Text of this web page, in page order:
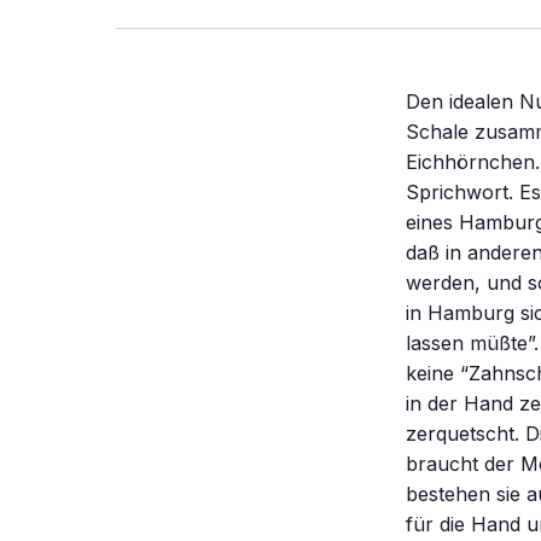
Den idealen Nußknacker gibt`s noch nicht. So machen es alle: Sie drücken die harte Schale zusammen – und beschädigen dabei meist den Kern. Besser machen es die Eichhörnchen. Der kann keine Nüsse knacken, der hohle Zähne hat”, sagt ein Sprichwort. Es muß also früher üblich gewesen sein, Nüsse aufzubeißen. Die Autorin eines Hamburger Ausstellungskatalogs über erzgebirgische Nußknakker vermutete, daß in anderen Ländern noch heute Nüsse traditionell mit den Zähnen geknackt werden, und schloß daraus allen Ernstes, daß “bei den vielen ausländischen Mitbürgern in Hamburg sich dies bei dem einen oder anderen Gebiß als Beschädigung nachweisen lassen müßte”. Ihre Umfrage bei den Zahnärzten der Region blieb aber ohne Ergebnis: keine “Zahnschäden durch Nußbiß” in der Praxis. Walnüsse lassen sich auch paarweise in der Hand zerdrücken. Dabei bleibt in der Regel eine Nuß heil, nur die andere wird zerquetscht. Die Methode versagt allerdings bei den härteren Haselnüssen. Für die braucht der Mensch Werkzeuge. Nußknacker-Zangen: Wie die meisten Zangen bestehen sie aus zwei gelenkig verbundenen einarmigen Hebeln: Der Kraftarm (Länge l) für die Hand und der Lastarm (Länge x) an der Nuß liegen auf derselben Seite des Drehpunkts. Seit meiner Kindheit kenne ich den “Wende-Nußknacker” (Nr. 1 im Bild oben). Er hat für Walnüsse eine breite und – gewendet – für Haselnüsse eine schmale Nische, die näher am Drehpunkt liegt. Nach dem Hebelgesetz ist die Kraft P an der Nuß um den Faktor l/x größer als die Kraft F, die man am Griff aufbringen muß. Mit l = 14 cm und x = 3,5 cm für die großen beziehungsweise x = 1,5 cm für die kleinen Nüsse ist die